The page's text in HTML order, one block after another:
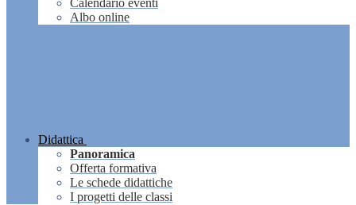
Calendario eventi
Albo online
Didattica
Panoramica
Offerta formativa
Le schede didattiche
I progetti delle classi